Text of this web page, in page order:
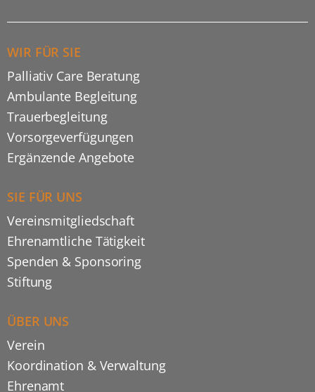
WIR FÜR SIE
Palliativ Care Beratung
Ambulante Begleitung
Trauerbegleitung
Vorsorgeverfügungen
Ergänzende Angebote
SIE FÜR UNS
Vereinsmitgliedschaft
Ehrenamtliche Tätigkeit
Spenden & Sponsoring
Stiftung
ÜBER UNS
Verein
Koordination & Verwaltung
Ehrenamt